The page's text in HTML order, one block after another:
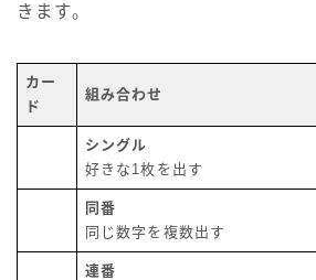
きます。
カー
ド
組み合わせ
シングル
好きな1枚を出す
同番
同じ数字を複数出す
連番